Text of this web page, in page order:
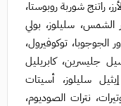
راتنج شوربة روبوستا،
الشمس، سليلوز، بولي
الجوجوبا، توكوفيرول،
جليسرين، كابريليل
سليلوز، أسيتات
نترات الصوديوم،